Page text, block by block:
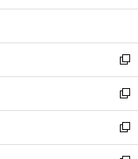
開
ウ
開
く
ン
ウ
で
開
く
ウ
ン
ド
ウ
で
開
く
新
し
い
ウ
ィ
ン
新
し
い
ウ
新
し